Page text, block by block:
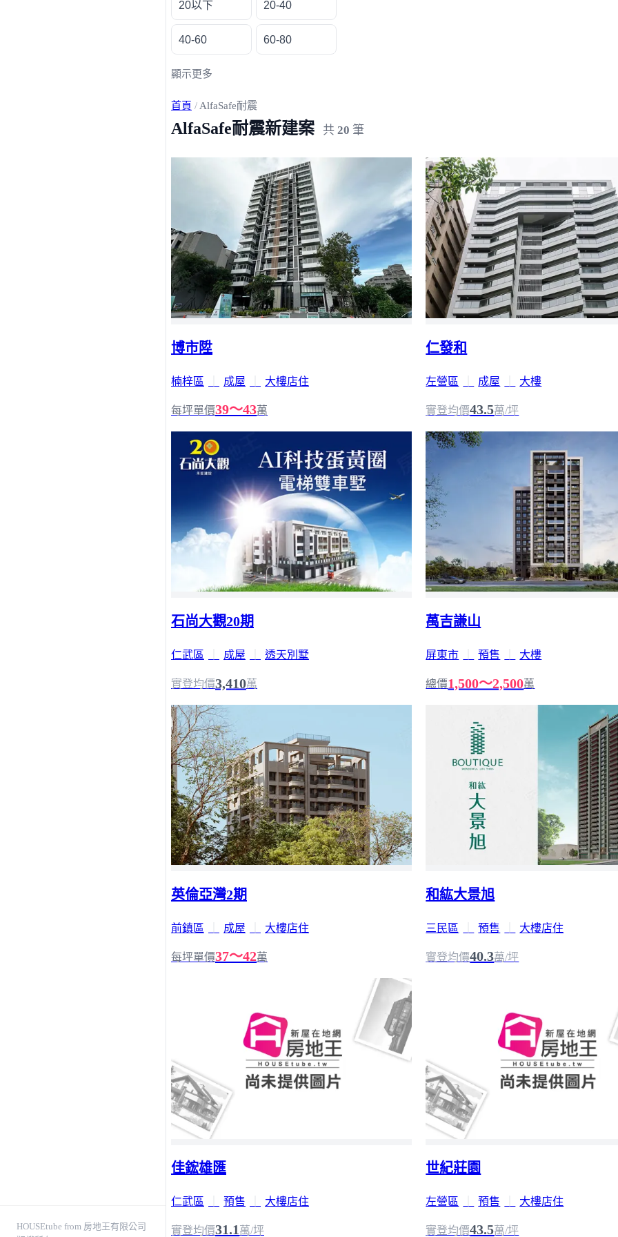
HOUSEtube from 房地王有限公司
20以下 20-40
40-60 60-80
顯示更多
首頁 /AlfaSafe耐震
AlfaSafe耐震新建案 共 20 筆
博市陞
楠梓區 成屋 大樓店住
每坪單價39～43萬
仁發和
左營區 成屋 大樓
實登均價43.5萬/坪
石尚大觀20期
仁武區 成屋 透天別墅
實登均價3,410萬
萬吉謙山
屏東市 預售 大樓
總價1,500～2,500萬
英倫亞灣2期
前鎮區 成屋 大樓店住
每坪單價37～42萬
和紘大景旭
三民區 預售 大樓店住
實登均價40.3萬/坪
佳鋐雄匯
仁武區 預售 大樓店住
實登均價31.1 萬/坪
世紀莊園
左營區 預售 大樓店住
實登均價43.5萬/坪